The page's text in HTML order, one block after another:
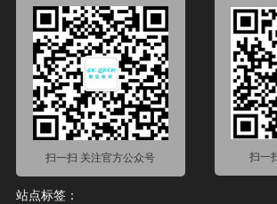
扫一扫 关注官方公众号 扫一
站点标签：